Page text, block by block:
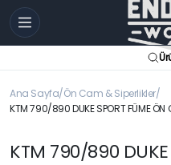
Ana Sayfa Ön Cam & Siperlikler
KTM 790/890 DUKE SPORT FÜME
KTM 790/890 DUKE